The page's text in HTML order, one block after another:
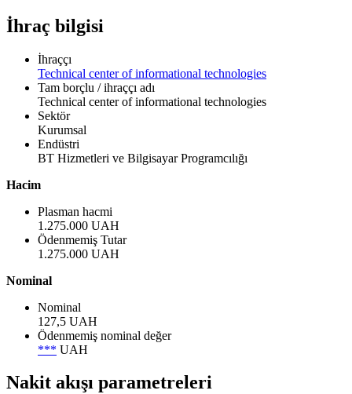
İhraç bilgisi
İhraççı
Technical center of informational technologies
Tam borçlu / ihraççı adı
Technical center of informational technologies
Sektör
Kurumsal
Endüstri
BT Hizmetleri ve Bilgisayar Programcılığı
Hacim
Plasman hacmi
1.275.000 UAH
Ödenmemiş Tutar
1.275.000 UAH
Nominal
Nominal
127,5 UAH
Ödenmemiş nominal değer
*** UAH
Nakit akışı parametreleri